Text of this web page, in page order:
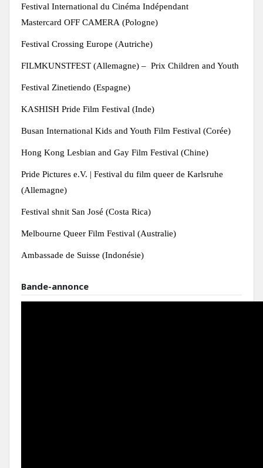
Festival International du Cinéma Indépendant
Mastercard OFF CAMERA (Pologne)
Festival Crossing Europe (Autriche)
FILMKUNSTFEST (Allemagne) – Prix Children and Youth
Festival Zinetiendo (Espagne)
KASHISH Pride Film Festival (Inde)
Busan International Kids and Youth Film Festival (Corée)
Hong Kong Lesbian and Gay Film Festival (Chine)
Pride Pictures e.V. | Festival du film queer de Karlsruhe
(Allemagne)
Festival shnit San José (Costa Rica)
Melbourne Queer Film Festival (Australie)
Ambassade de Suisse (Indonésie)
Bande-annonce